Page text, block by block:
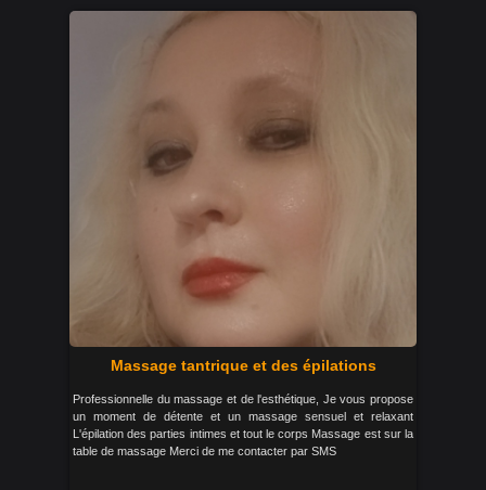
Massage tantrique et des épilations
Professionnelle du massage et de l'esthétique, Je vous propose
un moment de détente et un massage sensuel et relaxant
L'épilation des parties intimes et tout le corps Massage est sur la
table de massage Merci de me contacter par SMS